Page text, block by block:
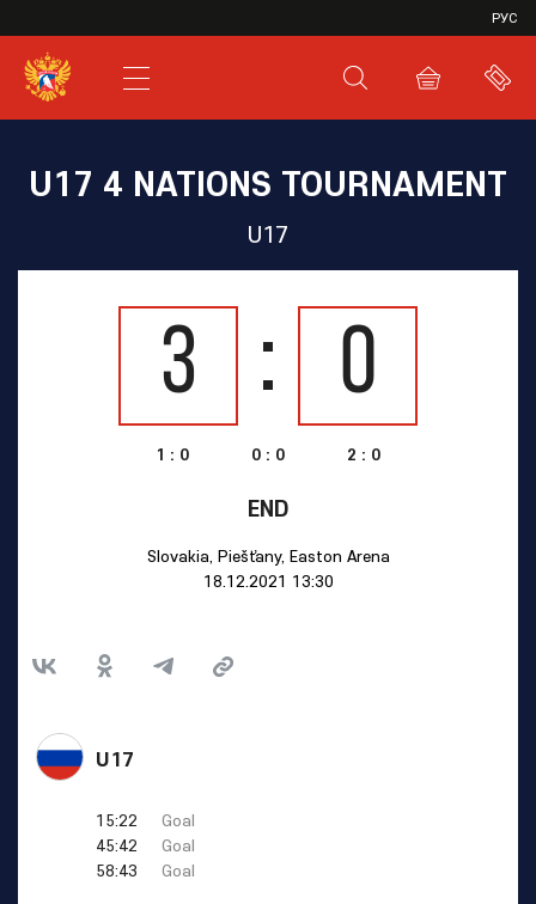
РУС
SHL
JHL
U17 4 NATIONS TOURNAMENT
U17
3 0
1 : 0 0 : 0 2 : 0
END
Slovakia, Piešťany, Easton Arena
18.12.2021 13:30
U17
15:22
Goal
45:42
Goal
58:43
Goal